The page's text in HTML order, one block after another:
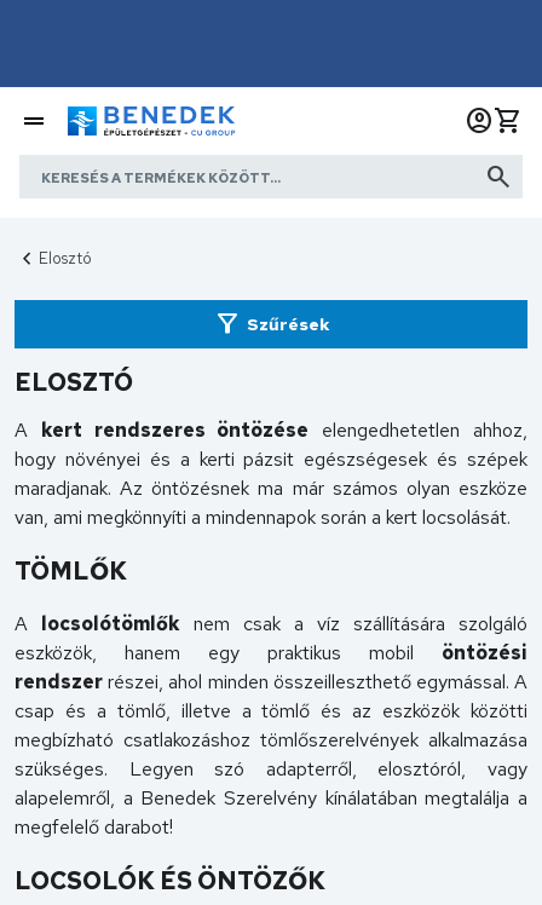
Elosztó
ELOSZTÓ
A kert rendszeres öntözése elengedhetetlen ahhoz,
hogy növényei és a kerti pázsit egészségesek és szépek
maradjanak. Az öntözésnek ma már számos olyan eszköze
van, ami megkönnyíti a mindennapok során a kert locsolását.
TÖMLŐK
A locsolótömlők nem csak a víz szállítására szolgáló
eszközök, hanem egy praktikus mobil öntözési
rendszerrészei, ahol minden összeilleszthető egymással. A
csap és a tömlő, illetve a tömlő és az eszközök közötti
megbízható csatlakozáshoz tömlőszerelvények alkalmazása
szükséges. Legyen szó adapterről, elosztóról, vagy
alapelemről, a Benedek Szerelvény kínálatában megtalálja a
megfelelő darabot!
LOCSOLÓK ÉS ÖNTÖZŐK
Szűrések